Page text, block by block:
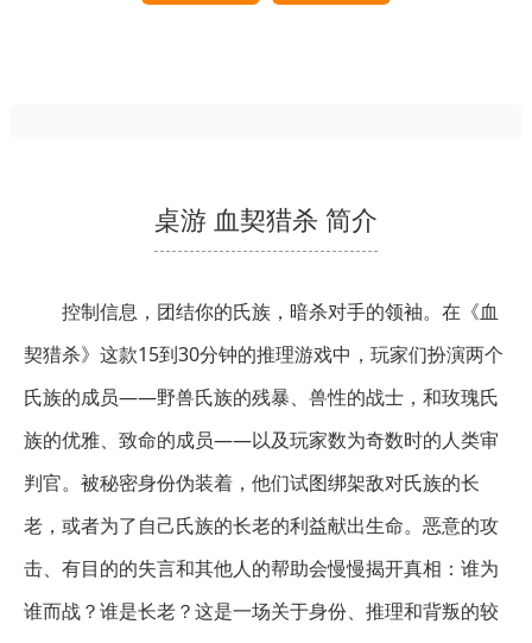
桌游 血契猎杀 简介
控制信息，团结你的氏族，暗杀对手的领袖。在《血
契猎杀》这款15到30分钟的推理游戏中，玩家们扮演两个
氏族的成员——野兽氏族的残暴、兽性的战士，和玫瑰氏
族的优雅、致命的成员——以及玩家数为奇数时的人类审
判官。被秘密身份伪装着，他们试图绑架敌对氏族的长
老，或者为了自己氏族的长老的利益献出生命。恶意的攻
击、有目的的失言和其他人的帮助会慢慢揭开真相：谁为
谁而战？谁是长老？这是一场关于身份、推理和背叛的较